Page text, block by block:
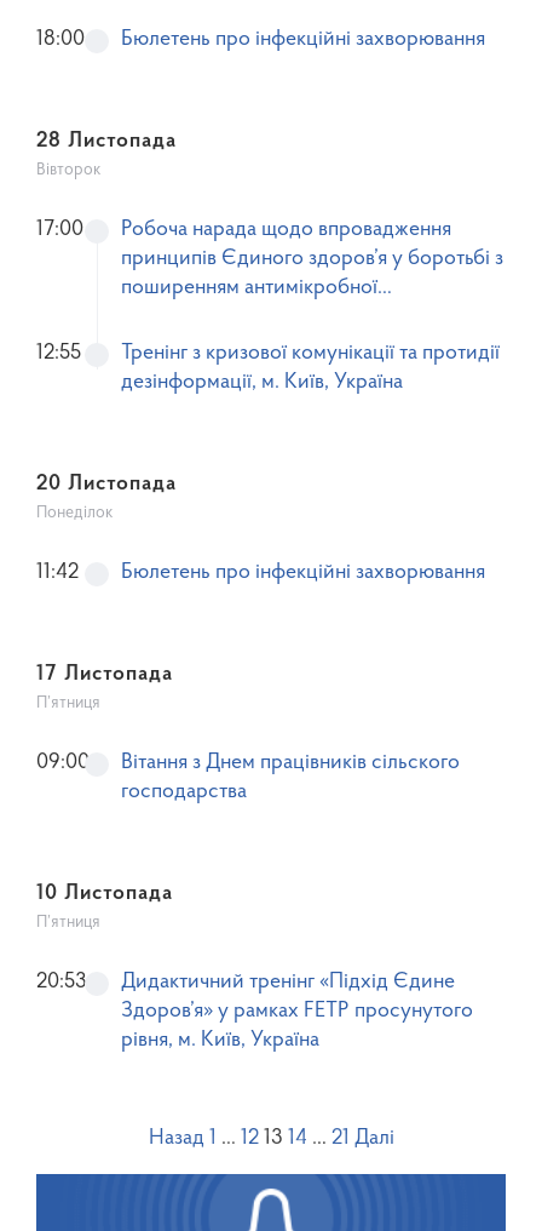
Бюлетень про інфекційні захворювання
18:00
28 Листопада
Вівторок
Робоча нарада щодо впровадження
принципів Єдиного здоров’я у боротьбі з
поширенням антимікробної
17:00
Тренінг з кризової комунікації та протидії
дезінформації, м. Київ, Україна
12:55
20 Листопада
Понеділок
Бюлетень про інфекційні захворювання
11:42
17 Листопада
П’ятниця
Вітання з Днем працівників сільского
господарства
09:00
10 Листопада
П’ятниця
Дидактичний тренінг «Підхід Єдине
Здоров’я» у рамках FETP просунутого
рівня, м. Київ, Україна
20:53
Назад 1 … 12 13 14 … 21 Далі